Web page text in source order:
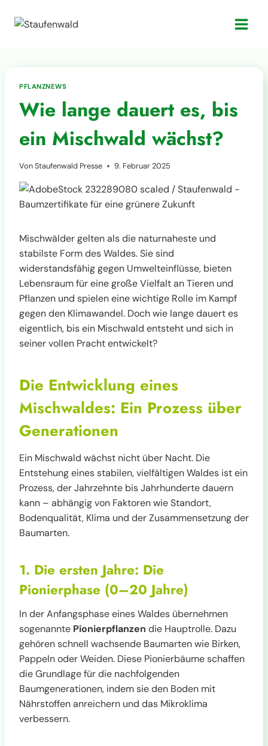
Inhalt
PFLANZNEWS
Wie lange dauert es, bis
ein Mischwald wächst?
VonStaufenwald Presse 9. Februar 2025
Mischwälder gelten als die naturnaheste und
stabilste Form des Waldes. Sie sind
widerstandsfähig gegen Umwelteinflüsse, bieten
Lebensraum für eine große Vielfalt an Tieren und
Pflanzen und spielen eine wichtige Rolle im Kampf
gegen den Klimawandel. Doch wie lange dauert es
eigentlich, bis ein Mischwald entsteht und sich in
seiner vollen Pracht entwickelt?
Die Entwicklung eines
Mischwaldes: Ein Prozess über
Generationen
Ein Mischwald wächst nicht über Nacht. Die
Entstehung eines stabilen, vielfältigen Waldes ist ein
Prozess, der Jahrzehnte bis Jahrhunderte dauern
kann – abhängig von Faktoren wie Standort,
Bodenqualität, Klima und der Zusammensetzung der
Baumarten.
1. Die ersten Jahre: Die
Pionierphase (0–20 Jahre)
In der Anfangsphase eines Waldes übernehmen
sogenannte Pionierpflanzen die Hauptrolle. Dazu
gehören schnell wachsende Baumarten wie Birken,
Pappeln oder Weiden. Diese Pionierbäume schaffen
die Grundlage für die nachfolgenden
Baumgenerationen, indem sie den Boden mit
Nährstoffen anreichern und das Mikroklima
verbessern.